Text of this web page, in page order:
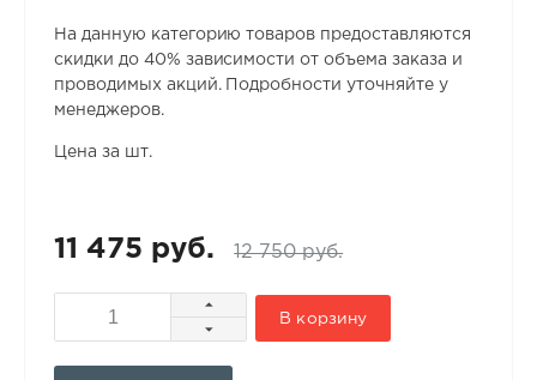
На данную категорию товаров предоставляются
скидки до 40% зависимости от объема заказа и
проводимых акций. Подробности уточняйте у
менеджеров.
Цена за шт.
11 475 руб. 12 750 руб.
В корзину